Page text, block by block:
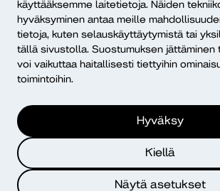
käyttääksemme laitetietoja. Näiden
hyväksyminen antaa meille
tietoja, kuten selauskäyttäytymistä tai
tällä sivustolla. Suostumuksen jättäminen
voi vaikuttaa haitallisesti tiettyihin
toimintoihin.
Hyväksy
Kiellä
Näytä asetukset
kysymys asiakkaan ihmisarvosta alati
työyhteiskunnassa olivat vajaan 30
muuttuneet aikuissosiaalityössä.
Oppia omaan työhön
tärkeää työtä Satakunnan
kuntoutuksen asiakkaiden
toimintakyvyn kysymykset ovat
tärkeää on lähestyä vaikeissa
asiakkaita ymmärtävästi ja